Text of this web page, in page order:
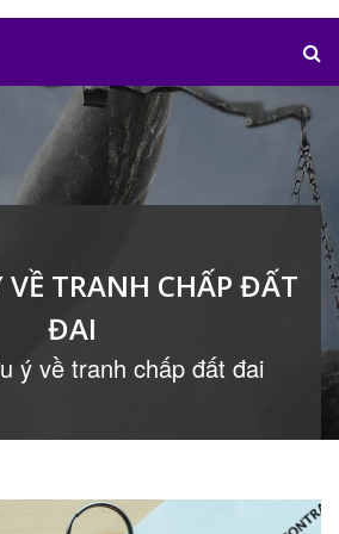
VỀ TRANH CHẤP ĐẤT
ĐAI
ý về tranh chấp đất đai